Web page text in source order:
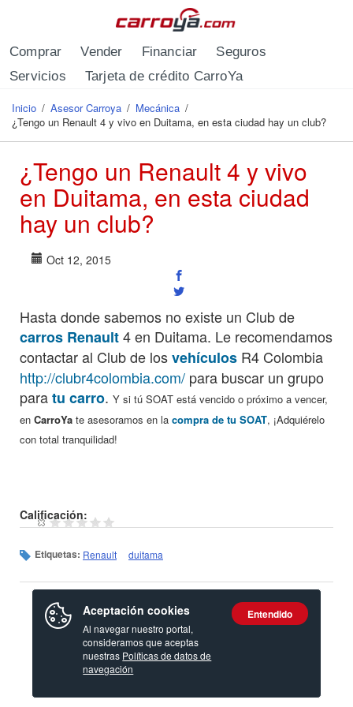
Comprar Vender Financiar
Seguros
Servicios
Tarjeta de crédito CarroYa
Se encuentra usted aquí
Inicio / Asesor Carroya / Mecánica /
¿Tengo un Renault 4 y vivo en Duitama, en esta ciudad hay un club?
¿Tengo un Renault 4 y vivo
en Duitama, en esta ciudad
hay un club?
Oct 12, 2015
Hasta donde sabemos no existe un Club de
carros Renault4 en Duitama. Le recomendamos
contactar al Club de losvehículos R4 Colombia
http://clubr4colombia.com/ para buscar un grupo
paratu carro. Y si tú SOAT está vencido o próximo a vencer,
en CarroYa te asesoramos en la compra de tu SOAT, ¡Adquiérelo
con total tranquilidad!
Calificación:
Etiquetas: Renault duitama
Aceptación cookies
Al navegar nuestro portal,
consideramos que aceptas
nuestras Políticas de datos de
navegación
Entendido